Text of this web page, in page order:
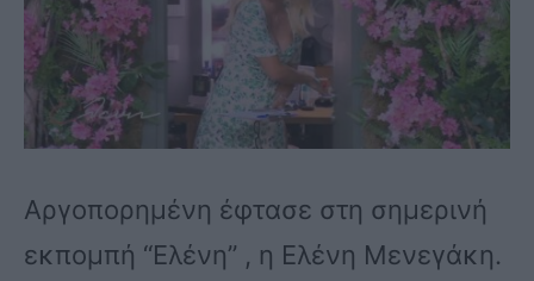
Αργοπορημένη έφτασε στη σημερινή
εκπομπή “Ελένη” , η Ελένη Μενεγάκη.